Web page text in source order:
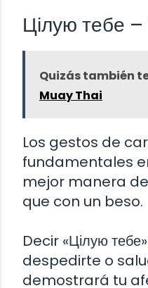
Цілую тебе
Quizás también
Muay Thai
Los gestos de
fundamentales
mejor manera
que con un beso.
Decir «Цілую
despedirte o
demostrará tu